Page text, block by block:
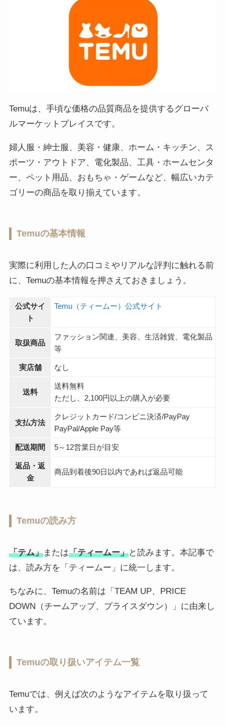
Temuは、手頃な価格の品質商品を提供するグローバ
ルマーケットプレイスです。
婦人服・紳士服、美容・健康、ホーム・キッチン、ス
ポーツ・アウトドア、電化製品、工具・ホームセンタ
ー、ペット用品、おもちゃ・ゲームなど、幅広いカテ
ゴリーの商品を取り揃えています。
Temuの基本情報
実際に利用した人の口コミやリアルな評判に触れる前
に、Temuの基本情報を押さえておきましょう。
公式サイ
ト
Temu（ティームー）公式サイト
取扱商品
ファッション関連、美容、生活雑貨、電化製品
等
実店舗 なし
送料
送料無料
ただし、2,100円以上の購入が必要
支払方法
クレジットカード/コンビニ決済/PayPay
PayPal/Apple Pay等
配送期間 5～12営業日が目安
返品・返
金
商品到着後90日以内であれば返品可能
Temuの読み方
「テム」または「ティームー」と読みます。本記事で
は、読み方を「ティームー」に統一します。
ちなみに、Temuの名前は「TEAM UP、PRICE
DOWN（チームアップ、プライスダウン）」に由来し
ています。
Temuの取り扱いアイテム一覧
Temuでは、例えば次のようなアイテムを取り扱って
います。